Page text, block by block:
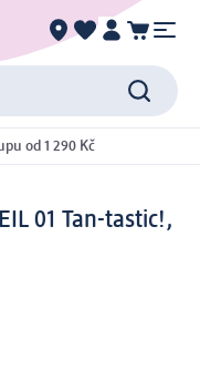
od 1 290 Kč
01 Tan-tastic!,